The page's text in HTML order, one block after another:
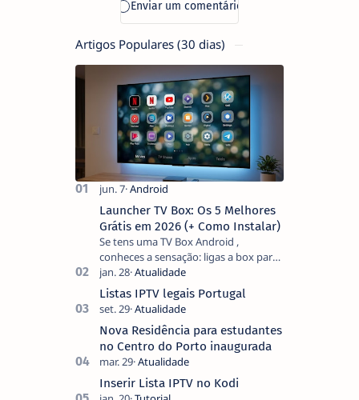
Artigos Populares (30 dias)
Launcher TV Box: Os 5 Melhores
Grátis em 2026 (+ Como Instalar)
Se tens uma TV Box Android ,
conheces a sensação: ligas a box para
ver um filme e o ecrã inicial está
coberto de sugestões que não
pediste, ban…
Listas IPTV legais Portugal
Nova Residência para estudantes
no Centro do Porto inaugurada
Inserir Lista IPTV no Kodi